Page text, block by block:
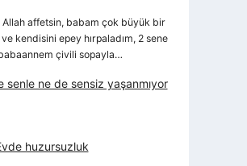
Allah affetsin, babam çok büyük bir
ve kendisini epey hırpaladım, 2 sene
çivili sopayla…
senle ne de sensiz yaşanmıyor
huzursuzluk